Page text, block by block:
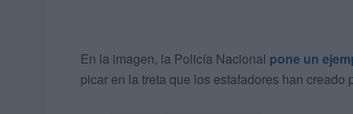
En la imagen, la Policía Nacional pone un
picar en la treta que los estafadores han creado